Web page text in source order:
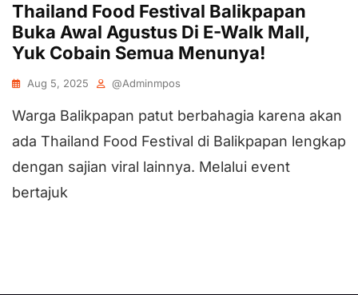
Thailand Food Festival Balikpapan
Buka Awal Agustus Di E-Walk Mall,
Yuk Cobain Semua Menunya!
Aug 5, 2025 @adminmpos
Warga Balikpapan patut berbahagia karena akan
ada Thailand Food Festival di Balikpapan lengkap
dengan sajian viral lainnya. Melalui event
bertajuk